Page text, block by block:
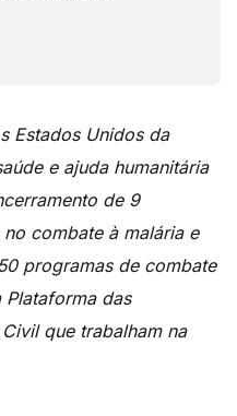
Estados Unidos da
e ajuda humanitária
de 9
combate à malária e
programas de combate
das
que trabalham na